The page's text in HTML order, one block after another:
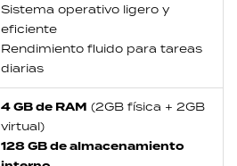
Sistema operativo ligero y
eficiente
Rendimiento fluido para tareas
diarias
4 GB de RAM (2GB física + 2GB
virtual)
128 GB de almacenamiento